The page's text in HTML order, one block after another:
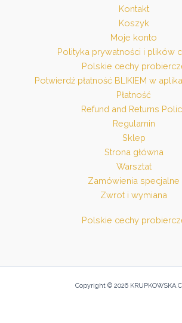
Kontakt
Koszyk
Moje konto
Polityka prywatności i plików
Polskie cechy
Potwierdź płatność BLIKIEM w
Płatność
Refund and Returns
Regulamin
Sklep
Strona główna
Warsztat
Zamówienia specjalne
Zwrot i wymiana
Polskie cechy
Copyright © 2026